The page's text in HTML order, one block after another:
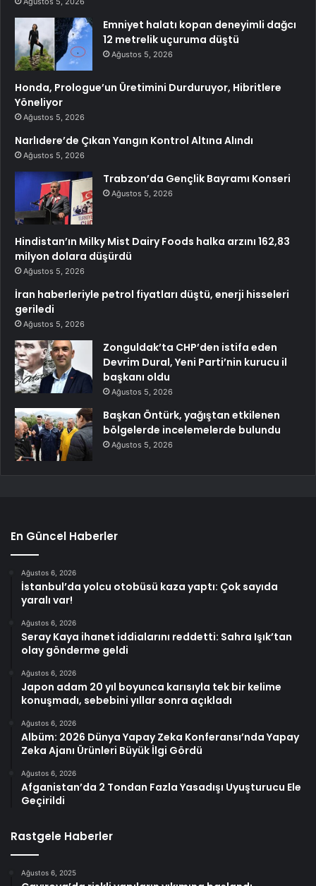
Emniyet halatı kopan deneyimli dağcı
12 metrelik uçuruma düştü
Ağustos 5, 2026
Honda, Prologue’un Üretimini Durduruyor, Hibritlere
Yöneliyor
Ağustos 5, 2026
Narlıdere’de Çıkan Yangın Kontrol Altına Alındı
Ağustos 5, 2026
Trabzon’da Gençlik Bayramı Konseri
Ağustos 5, 2026
Hindistan’ın Milky Mist Dairy Foods halka arzını 162,83
milyon dolara düşürdü
Ağustos 5, 2026
İran haberleriyle petrol fiyatları düştü, enerji hisseleri
geriledi
Ağustos 5, 2026
Zonguldak’ta CHP’den istifa eden
Devrim Dural, Yeni Parti’nin kurucu il
başkanı oldu
Ağustos 5, 2026
Başkan Öntürk, yağıştan etkilenen
bölgelerde incelemelerde bulundu
Ağustos 5, 2026
En Güncel Haberler
Ağustos 6, 2026
İstanbul’da yolcu otobüsü kaza yaptı: Çok sayıda
yaralı var!
Ağustos 6, 2026
Seray Kaya ihanet iddialarını reddetti: Sahra Işık’tan
olay gönderme geldi
Ağustos 6, 2026
Japon adam 20 yıl boyunca karısıyla tek bir kelime
konuşmadı, sebebini yıllar sonra açıkladı
Ağustos 6, 2026
Albüm: 2026 Dünya Yapay Zeka Konferansı’nda Yapay
Zeka Ajanı Ürünleri Büyük İlgi Gördü
Ağustos 6, 2026
Afganistan’da 2 Tondan Fazla Yasadışı Uyuşturucu Ele
Geçirildi
Rastgele Haberler
Ağustos 6, 2025